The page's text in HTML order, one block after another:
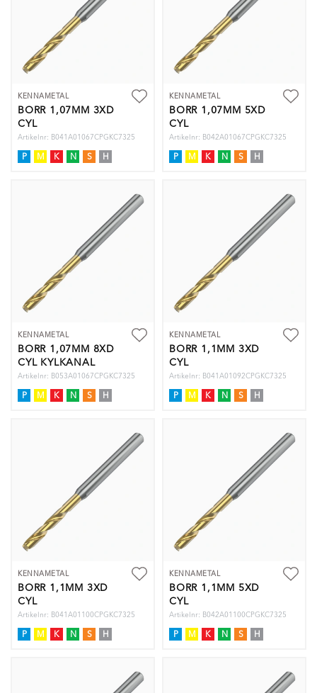
KENNAMETAL
BORR 1,07MM 3XD
CYL
Artikelnr: B041A01067CPGKC7325
P M K N S H
KENNAMETAL
BORR 1,07MM 5XD
CYL
Artikelnr: B042A01067CPGKC7325
P M K N S H
KENNAMETAL
BORR 1,07MM 8XD
CYL KYLKANAL
Artikelnr: B053A01067CPGKC7325
P M K N S H
KENNAMETAL
BORR 1,1MM 3XD
CYL
Artikelnr: B041A01092CPGKC7325
P M K N S H
KENNAMETAL
BORR 1,1MM 3XD
CYL
Artikelnr: B041A01100CPGKC7325
P M K N S H
KENNAMETAL
BORR 1,1MM 5XD
CYL
Artikelnr: B042A01100CPGKC7325
P M K N S H